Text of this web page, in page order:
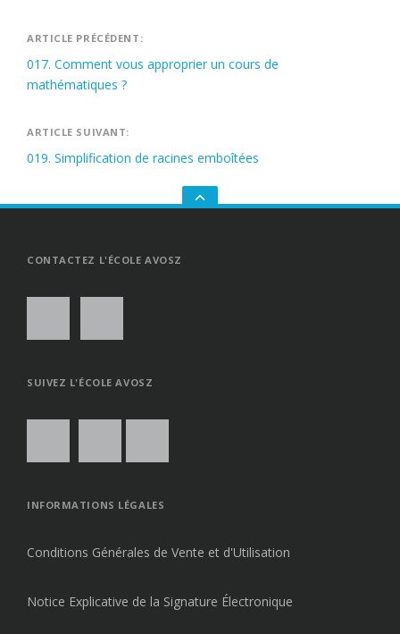
Navigation
de
ARTICLE PRÉCÉDENT:
017. Comment vous approprier un cours de
mathématiques ?
ARTICLE SUIVANT:
019. Simplification de racines emboîtées
GO
CONTACTEZ L'ÉCOLE AVOSZ
SUIVEZ L'ÉCOLE AVOSZ
INFORMATIONS LÉGALES
Conditions Générales de Vente et d'Utilisation
Notice Explicative de la Signature Électronique